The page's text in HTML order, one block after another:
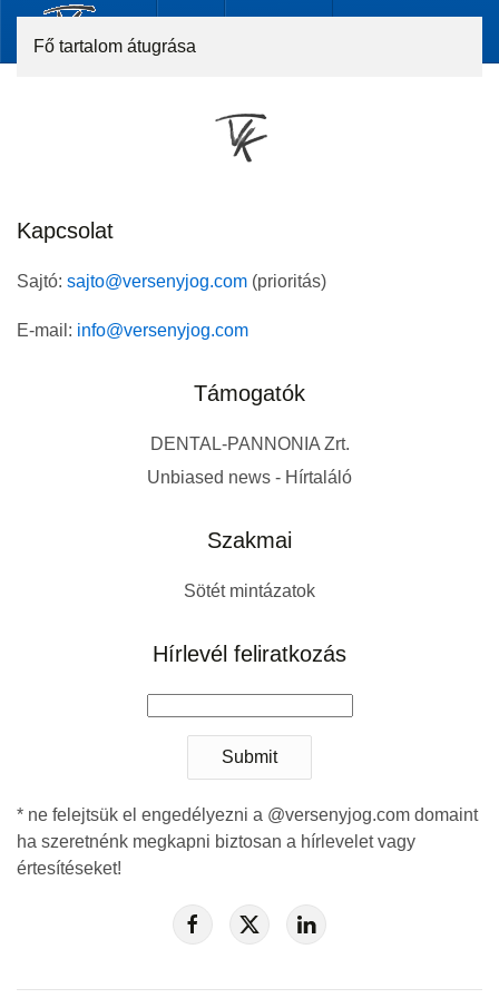
Fő tartalom átugrása
Kapcsolat
Sajtó: sajto@versenyjog.com (prioritás)
E-mail: info@versenyjog.com
Támogatók
DENTAL-PANNONIA Zrt.
Unbiased news - Hírtaláló
Szakmai
Sötét mintázatok
Hírlevél feliratkozás
Submit
* ne felejtsük el engedélyezni a @versenyjog.com domaint
ha szeretnénk megkapni biztosan a hírlevelet vagy
értesítéseket!